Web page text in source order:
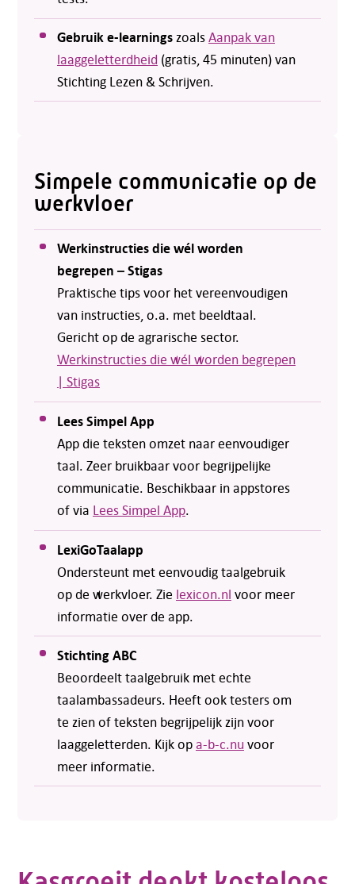
Gebruik e-learningszoalsAanpak van
laaggeletterdheid(gratis, 45 minuten) van
Stichting Lezen & Schrijven.
Simpele communicatie op de
werkvloer
Werkinstructies die wél worden
begrepen – Stigas
Praktische tips voor het vereenvoudigen
van instructies, o.a. met beeldtaal.
Gericht op de agrarische sector.
Werkinstructies die wél worden begrepen
| Stigas
Lees Simpel App
App die teksten omzet naar eenvoudiger
taal. Zeer bruikbaar voor begrijpelijke
communicatie. Beschikbaar in appstores
of via Lees Simpel App.
LexiGoTaalapp
Ondersteunt met eenvoudig taalgebruik
op de werkvloer. Zie lexicon.nl voor meer
informatie over de app.
Stichting ABC
Beoordeelt taalgebruik met echte
taalambassadeurs. Heeft ook testers om
te zien of teksten begrijpelijk zijn voor
laaggeletterden. Kijk opa-b-c.nuvoor
meer informatie.